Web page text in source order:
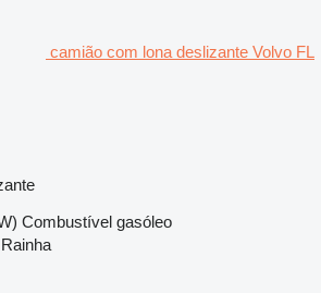
camião com lona deslizante Volvo FL
Combustível gasóleo